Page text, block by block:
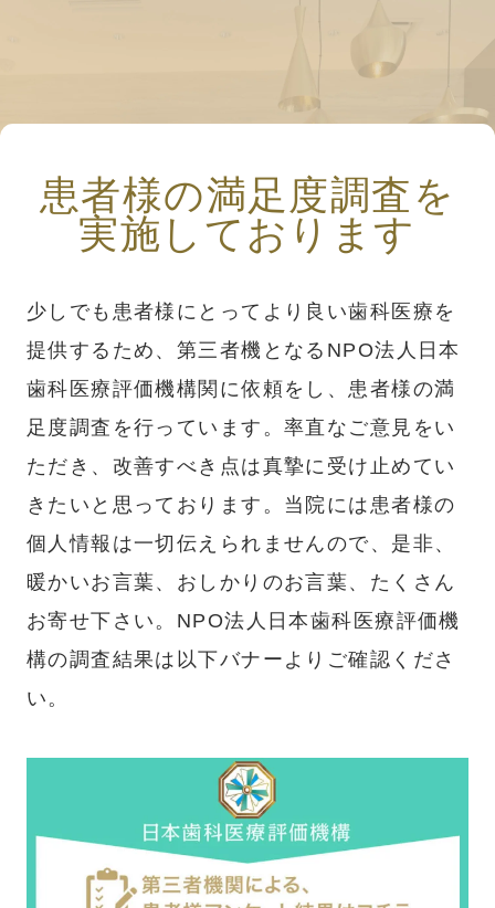
患者様の満足度調査を
実施しております
少しでも患者様にとってより良い歯科医療を
提供するため、第三者機となるNPO法人日本
歯科医療評価機構関に依頼をし、患者様の満
足度調査を行っています。率直なご意見をい
ただき、改善すべき点は真摯に受け止めてい
きたいと思っております。当院には患者様の
個人情報は一切伝えられませんので、是非、
暖かいお言葉、おしかりのお言葉、たくさん
お寄せ下さい。NPO法人日本歯科医療評価機
構の調査結果は以下バナーよりご確認くださ
い。